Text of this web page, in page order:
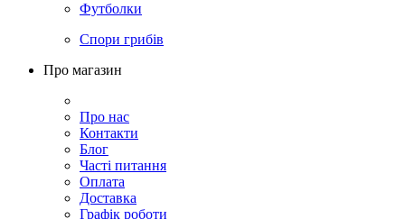
Футболки
Спори грибів
Про магазин
Про нас
Контакти
Блог
Часті питання
Оплата
Доставка
Графік роботи